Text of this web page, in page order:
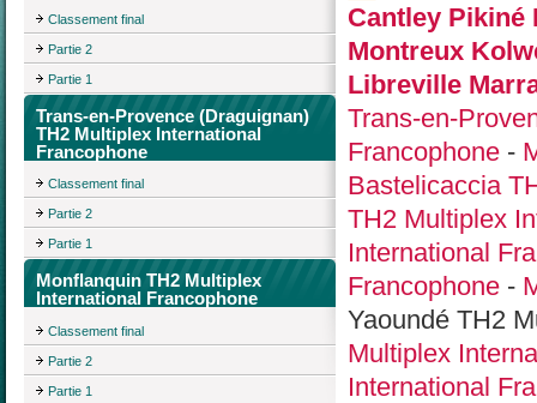
Classement final
Partie 2
Partie 1
Trans-en-Provence (Draguignan)
TH2 Multiplex International
Francophone
Classement final
Partie 2
Partie 1
Monflanquin TH2 Multiplex
International Francophone
Classement final
Partie 2
Partie 1
Cantley Pikiné
Montreux
Libreville
Trans-en-
Francophone -
Bastelicaccia
TH2 Multiplex
International
Francophone -
Yaoundé TH2
Multiplex
International